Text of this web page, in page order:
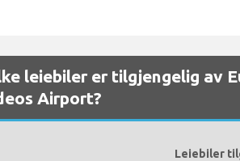
leiebiler er tilgjengelig av
Airport?
Leiebiler